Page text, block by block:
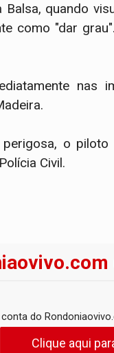
quando
como "dar
nas
o
Civil.
do
Clique aqui